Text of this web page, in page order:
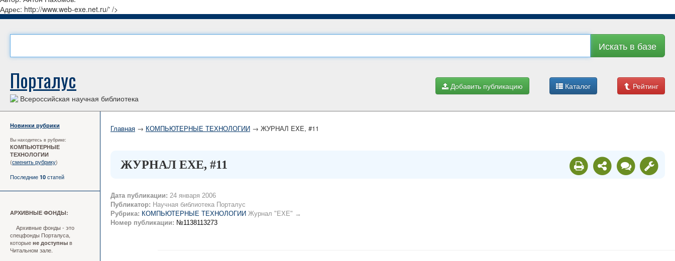
Адрес: http://www.web-exe.net.ru/' />
Искать в базе
Рейтинг
Каталог
Добавить публикацию
Порталус
Всероссийская научная библиотека
Новинки рубрики
Вы находитесь в рубрике:
КОМПЬЮТЕРНЫЕ
ТЕХНОЛОГИИ
(сменить рубрику)
Последние 10 статей
АРХИВНЫЕ ФОНДЫ:
Архивные фонды - это
спецфонды Порталуса,
которые не доступны в
Читальном зале.
Главная → КОМПЬЮТЕРНЫЕ ТЕХНОЛОГИИ → ЖУРНАЛ EXE, #11
ЖУРНАЛ EXE, #11
Дата публикации: 24 января 2006
Публикатор: Научная библиотека Порталус
Рубрика: КОМПЬЮТЕРНЫЕ ТЕХНОЛОГИИ Журнал "EXE" →
Номер публикации: №1138113273